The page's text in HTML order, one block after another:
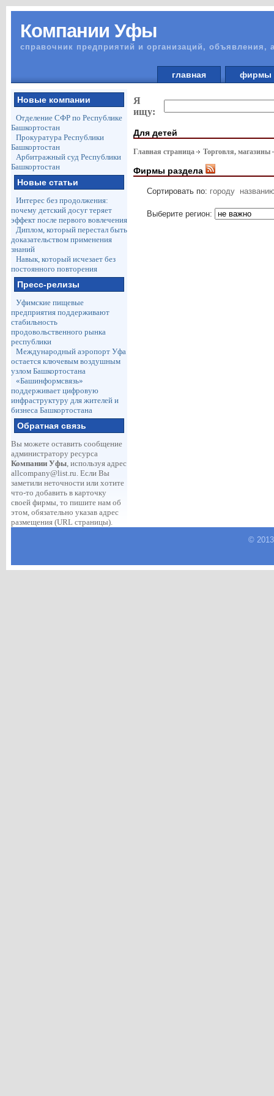
Компании Уфы
справочник предприятий и организаций, объявления,
главная
Новые компании
Отделение СФР по Республике
Башкортостан
Прокуратура Республики
Башкортостан
Арбитражный суд Республики
Башкортостан
Новые статьи
Интерес без продолжения:
почему детский досуг теряет
эффект после первого вовлечения
Диплом, который перестал быть
доказательством применения
знаний
Навык, который исчезает без
постоянного повторения
Пресс-релизы
Уфимские пищевые
предприятия поддерживают
стабильность
продовольственного рынка
республики
Международный аэропорт Уфа
остается ключевым воздушным
узлом Башкортостана
«Башинформсвязь»
поддерживает цифровую
инфраструктуру для жителей и
бизнеса Башкортостана
Обратная связь
Вы можете оставить сообщение
администратору ресурса
Компании Уфы, используя адрес
allcompany@list.ru. Если Вы
заметили неточности или хотите
что-то добавить в карточку
своей фирмы, то пишите нам об
этом, обязательно указав адрес
размещения (URL страницы).
Я
ищу:
Для детей
Главная страница Торговля, магазины
Фирмы раздела
Сортировать по: городу
Выберите регион:
©